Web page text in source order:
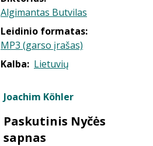
Algimantas Butvilas
Leidinio formatas:
MP3 (garso įrašas)
Kalba: Lietuvių
Joachim Köhler
Paskutinis Nyčės
sapnas